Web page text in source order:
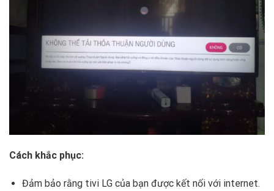
Cách khắc phục:
Đảm bảo rằng tivi LG của bạn được kết nối với internet.